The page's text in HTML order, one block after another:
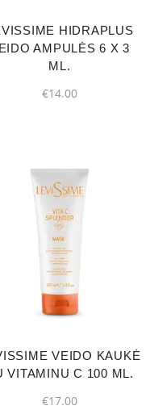
HIDRAPLUS
AMPULĖS 6 X 3
ML.
€14.00
VEIDO KAUKĖ
VITAMINU C 100 ML.
€17.00